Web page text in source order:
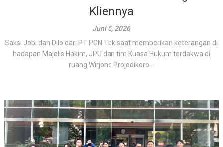
Kliennya
Juni 5, 2026
Saksi Jobi dan Dilo dari PT PGN Tbk saat memberikan keterangan di
hadapan Majelis Hakim, JPU dan tim Kuasa Hukum terdakwa di
ruang Wirjono Projodikoro...